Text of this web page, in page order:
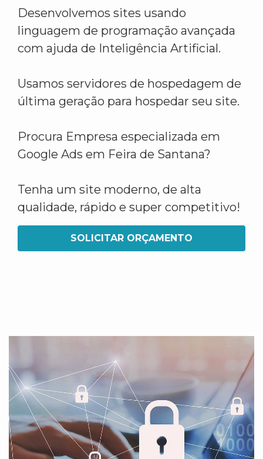
Desenvolvemos sites usando
linguagem de programação avançada
com ajuda de Inteligência Artificial.
Usamos servidores de hospedagem de
última geração para hospedar seu site.
Procura Empresa especializada em
Google Ads em Feira de Santana?
Tenha um site moderno, de alta
qualidade, rápido e super competitivo!
SOLICITAR ORÇAMENTO